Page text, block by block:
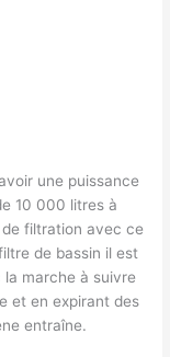
une puissance
10 000 litres à
de filtration avec ce
de bassin il est
marche à suivre
et en expirant des
entraîne.